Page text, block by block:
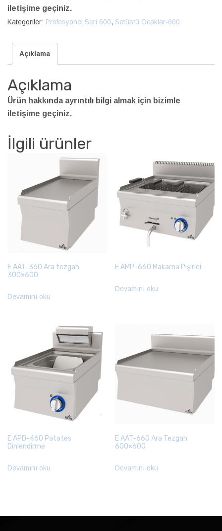
iletişime geçiniz.
Kategoriler: Profesyonel Seri 600, Setüstü Ocaklar-600
Açıklama
Açıklama
Ürün hakkında ayrıntılı bilgi almak için bizimle
iletişime geçiniz.
İlgili ürünler
E AAT-360 Ara tezgah
300×600
Devamını oku
E AMP-660 Makarna Pişirici
Devamını oku
E APD-460 Patates
Dinlendirme
Devamını oku
E AAT-660 Ara Tezgah
600×600
Devamını oku